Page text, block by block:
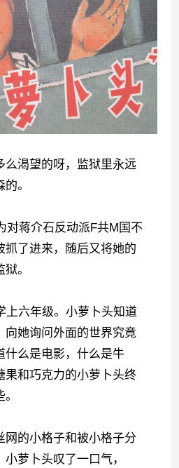
么渴望的呀，监狱里永远
。
对蒋介石反动派F共M国不
抓了进来，随后又将她的
。
上六年级。小萝卜头知道
向她询问外面的世界究竟
什么是电影，什么是牛
果和巧克力的小萝卜头终
网的小格子和被小格子分
萝卜头叹了一口气，